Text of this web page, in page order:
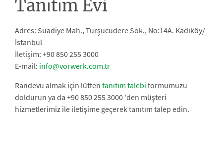
Tanıtım Evi
Adres: Suadiye Mah., Turşucudere Sok., No:14A. Kadıköy/
İstanbul
İletişim: +90 850 255 3000
E-mail: info@vorwerk.com.tr
Randevu almak için lütfen tanıtım talebi formumuzu
doldurun ya da +90 850 255 3000 'den müşteri
hizmetlerimiz ile iletişime geçerek tanıtım talep edin.